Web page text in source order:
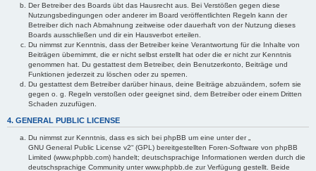
Der Betreiber des Boards übt das Hausrecht aus. Bei Verstößen gegen diese
Nutzungsbedingungen oder anderer im Board veröffentlichten Regeln kann der
Betreiber dich nach Abmahnung zeitweise oder dauerhaft von der Nutzung dieses
Boards ausschließen und dir ein Hausverbot erteilen.
Du nimmst zur Kenntnis, dass der Betreiber keine Verantwortung für die Inhalte von
Beiträgen übernimmt, die er nicht selbst erstellt hat oder die er nicht zur Kenntnis
genommen hat. Du gestattest dem Betreiber, dein Benutzerkonto, Beiträge und
Funktionen jederzeit zu löschen oder zu sperren.
Du gestattest dem Betreiber darüber hinaus, deine Beiträge abzuändern, sofern sie
gegen o. g. Regeln verstoßen oder geeignet sind, dem Betreiber oder einem Dritten
Schaden zuzufügen.
4. GENERAL PUBLIC LICENSE
Du nimmst zur Kenntnis, dass es sich bei phpBB um eine unter der „
GNU General Public License v2“ (GPL) bereitgestellten Foren-Software von phpBB
Limited (www.phpbb.com) handelt; deutschsprachige Informationen werden durch die
deutschsprachige Community unter www.phpbb.de zur Verfügung gestellt. Beide